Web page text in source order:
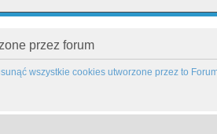
przez forum
wszystkie cookies utworzone przez to